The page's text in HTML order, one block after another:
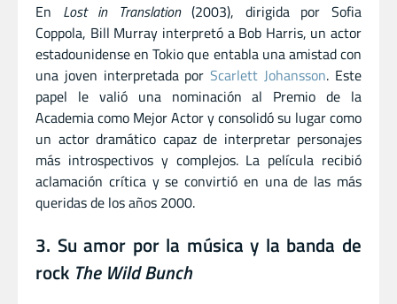
En Lost in Translation(2003), dirigida por Sofia
Coppola, Bill Murray interpretó a Bob Harris, un actor
estadounidense en Tokio que entabla una amistad con
una joven interpretada porScarlett Johansson. Este
papel le valió una nominación al Premio de la
Academia como Mejor Actor y consolidó su lugar como
un actor dramático capaz de interpretar personajes
más introspectivos y complejos. La película recibió
aclamación crítica y se convirtió en una de las más
queridas de los años 2000.
3. Su amor por la música y la banda de
rock The Wild Bunch